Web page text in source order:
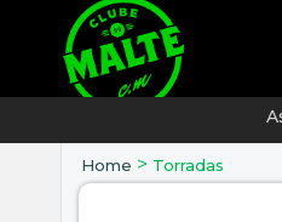
Home > Torradas